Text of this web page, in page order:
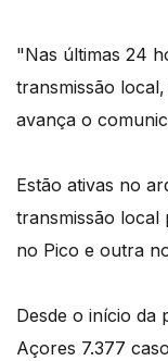
"Nas últimas 24
transmissão
avança o
Estão ativas no
transmissão local
no Pico e outra
Desde o início da
Açores 7.377